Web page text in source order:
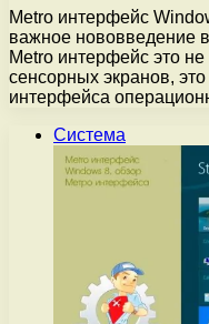
Metro интерфейс
важное нововведение
Metro интерфейс это
сенсорных экранов,
интерфейса
Система